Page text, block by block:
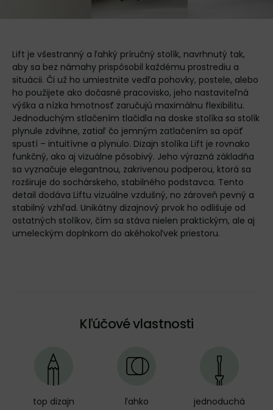
Lift je všestranný a ľahký príručný stolík, navrhnutý tak,
aby sa bez námahy prispôsobil každému prostrediu a
situácii. Či už ho umiestnite vedľa pohovky, postele, alebo
ho použijete ako dočasné pracovisko, jeho nastaviteľná
výška a nízka hmotnosť zaručujú maximálnu flexibilitu.
Jednoduchým stlačením tlačidla na doske stolíka sa stolík
plynule zdvihne, zatiaľ čo jemným zatlačením sa opäť
spustí – intuitívne a plynulo. Dizajn stolíka Lift je rovnako
funkčný, ako aj vizuálne pôsobivý. Jeho výrazná základňa
sa vyznačuje elegantnou, zakrivenou podperou, ktorá sa
rozširuje do sochárskeho, stabilného podstavca. Tento
detail dodáva Liftu vizuálne vzdušný, no zároveň pevný a
stabilný vzhľad. Unikátny dizajnový prvok ho odlišuje od
ostatných stolíkov, čím sa stáva nielen praktickým, ale aj
umeleckým doplnkom do akéhokoľvek priestoru.
Kľúčové vlastnosti
top dizajn
ľahko
jednoduchá